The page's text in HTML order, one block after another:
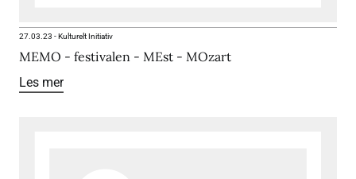
27.03.23 -Kulturelt Initiativ
MEMO - festivalen - MEst - MOzart
Les mer